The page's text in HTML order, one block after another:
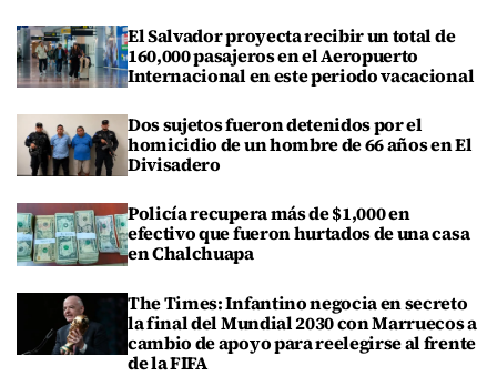
El Salvador proyecta recibir un total de
160,000 pasajeros en el Aeropuerto
Internacional en este periodo vacacional
Dos sujetos fueron detenidos por el
homicidio de un hombre de 66 años en El
Divisadero
Policía recupera más de $1,000 en
efectivo que fueron hurtados de una casa
en Chalchuapa
The Times: Infantino negocia en secreto
la final del Mundial 2030 con Marruecos a
cambio de apoyo para reelegirse al frente
de la FIFA